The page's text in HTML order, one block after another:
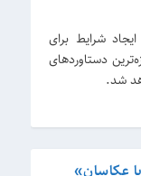
شرایط برای
دستاوردهای